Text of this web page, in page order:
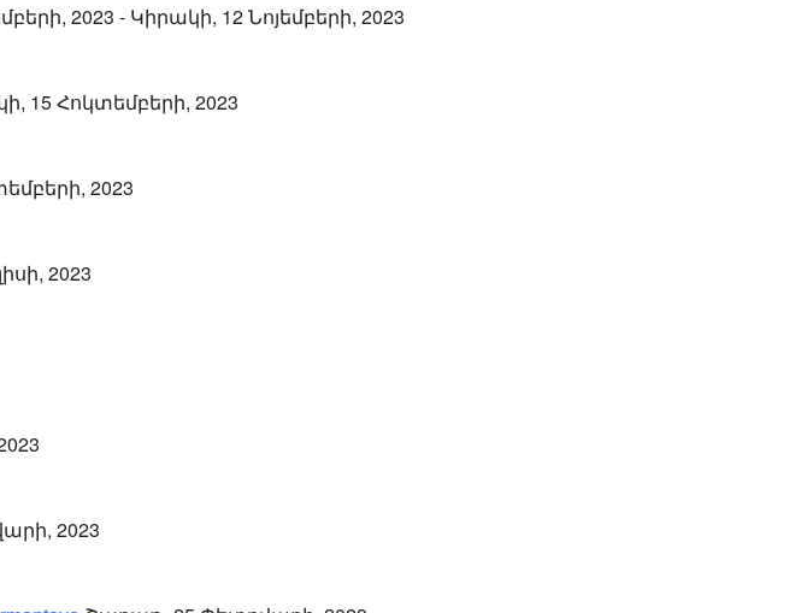
2023 - Կիրակի, 12 Նոյեմբերի, 2023
15 Հոկտեմբերի, 2023
2023
2023
2023